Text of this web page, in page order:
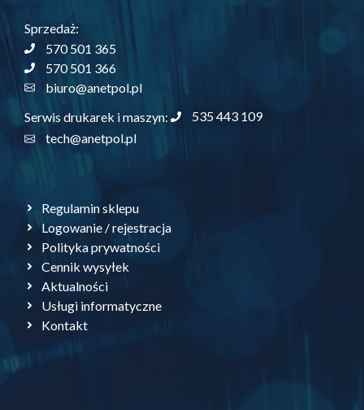
Sprzedaż:
570 501 365
570 501 366
biuro@anetpol.pl
Serwis drukarek i maszyn:
535 443 109
tech@anetpol.pl
Regulamin sklepu
Logowanie / rejestracja
Polityka prywatności
Cennik wysyłek
Aktualności
Usługi informatyczne
Kontakt